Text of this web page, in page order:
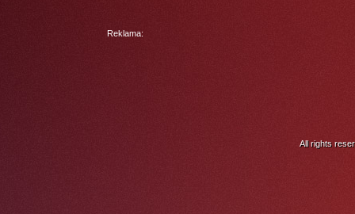
Reklama:
All rights